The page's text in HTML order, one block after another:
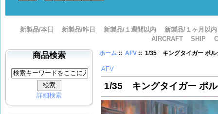
新製品/本日 新製品/昨日 新製品/１週間以内
新製品/１ヶ月以内
AIRCRAFT
SHIP
商品検索
詳細検索
ホーム ::AFV :: 1/35 キングタイガー ポル
AFV
1/35 キングタイガー ポ